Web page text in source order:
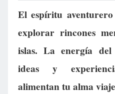
El espíritu
explorar rincones
islas. La energía del
ideas y
alimentan tu alma